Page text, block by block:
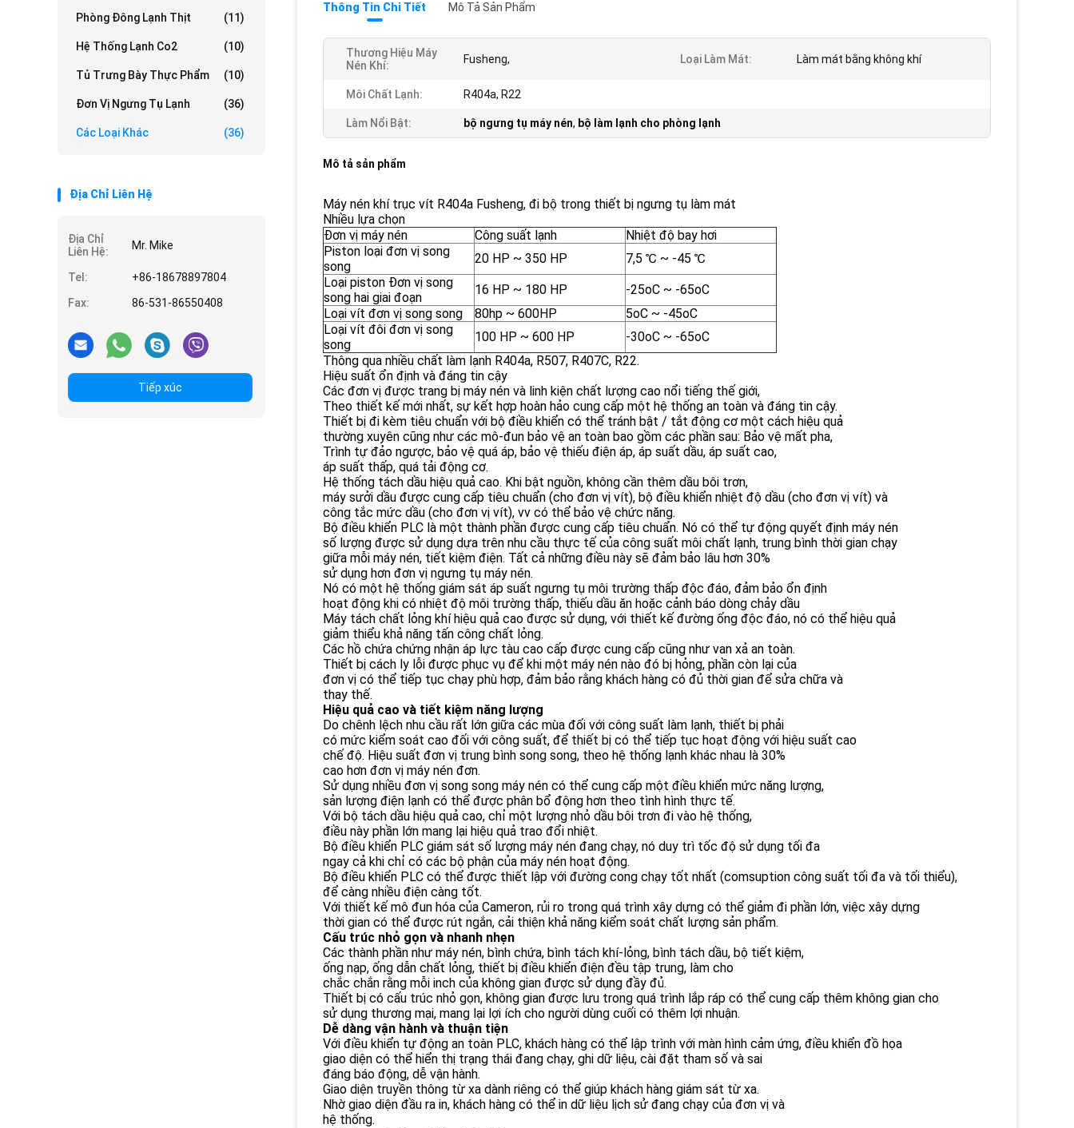
Phòng Đông Lạnh Thịt (11)
Hệ Thống Lạnh Co2 (10)
Tủ Trưng Bày Thực Phẩm (10)
Đơn Vị Ngưng Tụ Lạnh (36)
Các Loại Khác (36)
Địa Chỉ Liên Hệ
Địa Chỉ
Liên Hệ:
Mr. Mike
Tel:
+86-18678897804
Fax:
86-531-86550408
Tiếp xúc
Thông Tin Chi Tiết Mô Tả Sản Phẩm
Thương Hiệu Máy
Nén Khí:
Fusheng, Loại Làm Mát: Làm mát bằng không khí
Môi Chất Lạnh: R404a, R22
Làm Nổi Bật: bộ ngưng tụ máy nén, bộ làm lạnh cho phòng lạnh
Mô tả sản phẩm
Máy nén khí trục vít R404a Fusheng, đi bộ trong thiết bị ngưng tụ làm mát
Nhiều lựa chọn
Đơn vị máy nén
Công suất lạnh
Nhiệt độ bay hơi
Piston loại đơn vị song
song
20 HP ~ 350 HP
7,5 ℃ ~ -45 ℃
Loại piston Đơn vị song
song hai giai đoạn
16 HP ~ 180 HP
-25oC ~ -65oC
Loại vít đơn vị song song
80hp ~ 600HP
5oC ~ -45oC
Loại vít đôi đơn vị song
song
100 HP ~ 600 HP
-30oC ~ -65oC
Thông qua nhiều chất làm lạnh R404a, R507, R407C, R22.
Hiệu suất ổn định và đáng tin cậy
Các đơn vị được trang bị máy nén và linh kiện chất lượng cao nổi tiếng thế giới,
Theo thiết kế mới nhất, sự kết hợp hoàn hảo cung cấp một hệ thống an toàn và đáng tin cậy.
Thiết bị đi kèm tiêu chuẩn với bộ điều khiển có thể tránh bật / tắt động cơ một cách hiệu quả
thường xuyên cũng như các mô-đun bảo vệ an toàn bao gồm các phần sau: Bảo vệ mất pha,
Trình tự đảo ngược, bảo vệ quá áp, bảo vệ thiếu điện áp, áp suất dầu, áp suất cao,
áp suất thấp, quá tải động cơ.
Hệ thống tách dầu hiệu quả cao. Khi bật nguồn, không cần thêm dầu bôi trơn,
máy sưởi dầu được cung cấp tiêu chuẩn (cho đơn vị vít), bộ điều khiển nhiệt độ dầu (cho đơn vị vít) và
công tắc mức dầu (cho đơn vị vít), vv có thể bảo vệ chức năng.
Bộ điều khiển PLC là một thành phần được cung cấp tiêu chuẩn. Nó có thể tự động quyết định máy nén
số lượng được sử dụng dựa trên nhu cầu thực tế của công suất môi chất lạnh, trung bình thời gian chạy
giữa mỗi máy nén, tiết kiệm điện. Tất cả những điều này sẽ đảm bảo lâu hơn 30%
sử dụng hơn đơn vị ngưng tụ máy nén.
Nó có một hệ thống giám sát áp suất ngưng tụ môi trường thấp độc đáo, đảm bảo ổn định
hoạt động khi có nhiệt độ môi trường thấp, thiếu dầu ăn hoặc cảnh báo dòng chảy dầu
Máy tách chất lỏng khí hiệu quả cao được sử dụng, với thiết kế đường ống độc đáo, nó có thể hiệu quả
giảm thiểu khả năng tấn công chất lỏng.
Các hồ chứa chứng nhận áp lực tàu cao cấp được cung cấp cũng như van xả an toàn.
Thiết bị cách ly lỗi được phục vụ để khi một máy nén nào đó bị hỏng, phần còn lại của
đơn vị có thể tiếp tục chạy phù hợp, đảm bảo rằng khách hàng có đủ thời gian để sửa chữa và
thay thế.
Hiệu quả cao và tiết kiệm năng lượng
Do chênh lệch nhu cầu rất lớn giữa các mùa đối với công suất làm lạnh, thiết bị phải
có mức kiểm soát cao đối với công suất, để thiết bị có thể tiếp tục hoạt động với hiệu suất cao
chế độ. Hiệu suất đơn vị trung bình song song, theo hệ thống lạnh khác nhau là 30%
cao hơn đơn vị máy nén đơn.
Sử dụng nhiều đơn vị song song máy nén có thể cung cấp một điều khiển mức năng lượng,
sản lượng điện lạnh có thể được phân bổ động hơn theo tình hình thực tế.
Với bộ tách dầu hiệu quả cao, chỉ một lượng nhỏ dầu bôi trơn đi vào hệ thống,
điều này phần lớn mang lại hiệu quả trao đổi nhiệt.
Bộ điều khiển PLC giám sát số lượng máy nén đang chạy, nó duy trì tốc độ sử dụng tối đa
ngay cả khi chỉ có các bộ phận của máy nén hoạt động.
Bộ điều khiển PLC có thể được thiết lập với đường cong chạy tốt nhất (comsuption công suất tối đa và tối thiểu),
để càng nhiều điện càng tốt.
Với thiết kế mô đun hóa của Cameron, rủi ro trong quá trình xây dựng có thể giảm đi phần lớn, việc xây dựng
thời gian có thể được rút ngắn, cải thiện khả năng kiểm soát chất lượng sản phẩm.
Cấu trúc nhỏ gọn và nhanh nhẹn
Các thành phần như máy nén, bình chứa, bình tách khí-lỏng, bình tách dầu, bộ tiết kiệm,
ống nạp, ống dẫn chất lỏng, thiết bị điều khiển điện đều tập trung, làm cho
chắc chắn rằng mỗi inch của không gian được sử dụng đầy đủ.
Thiết bị có cấu trúc nhỏ gọn, không gian được lưu trong quá trình lắp ráp có thể cung cấp thêm không gian cho
sử dụng thương mại, mang lại lợi ích cho người dùng cuối có thêm lợi nhuận.
Dễ dàng vận hành và thuận tiện
Với điều khiển tự động an toàn PLC, khách hàng có thể lập trình với màn hình cảm ứng, điều khiển đồ họa
giao diện có thể hiển thị trạng thái đang chạy, ghi dữ liệu, cài đặt tham số và sai
đáng báo động, dễ vận hành.
Giao diện truyền thông từ xa dành riêng có thể giúp khách hàng giám sát từ xa.
Nhờ giao diện đầu ra in, khách hàng có thể in dữ liệu lịch sử đang chạy của đơn vị và
hệ thống.